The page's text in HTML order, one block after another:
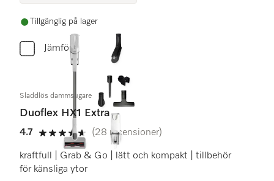
Tillgänglig på lager
Jämför
Sladdlös dammsugare
Duoflex HX1 Extra
4.7
4.7 stars out of 5
(28 recensioner)
kraftfull | Grab & Go | lätt och kompakt | tillbehör
för känsliga ytor